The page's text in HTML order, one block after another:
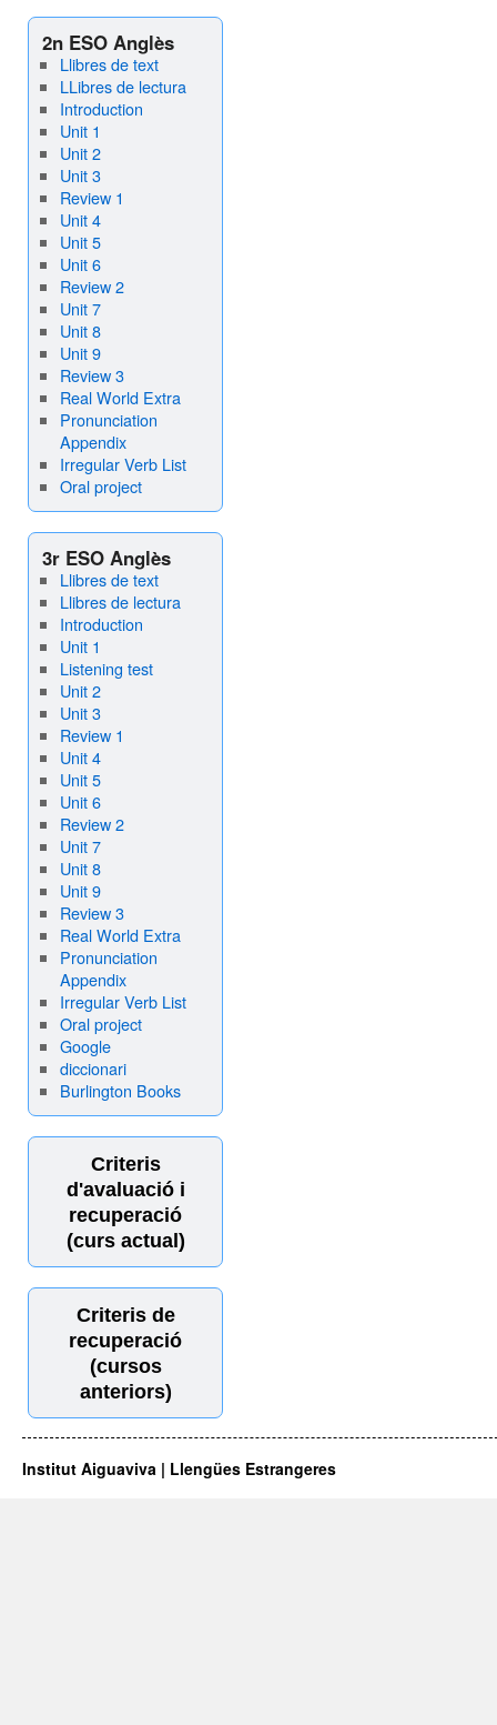
2n ESO Anglès
Llibres de text
LLibres de lectura
Introduction
Unit 1
Unit 2
Unit 3
Review 1
Unit 4
Unit 5
Unit 6
Review 2
Unit 7
Unit 8
Unit 9
Review 3
Real World Extra
Pronunciation
Appendix
Irregular Verb List
Oral project
3r ESO Anglès
Llibres de text
Llibres de lectura
Introduction
Unit 1
Listening test
Unit 2
Unit 3
Review 1
Unit 4
Unit 5
Unit 6
Review 2
Unit 7
Unit 8
Unit 9
Review 3
Real World Extra
Pronunciation
Appendix
Irregular Verb List
Oral project
Google
diccionari
Burlington Books
Criteris
d'avaluació i
recuperació
(curs actual)
Criteris de
recuperació
(cursos
anteriors)
Institut Aiguaviva | Llengües Estrangeres